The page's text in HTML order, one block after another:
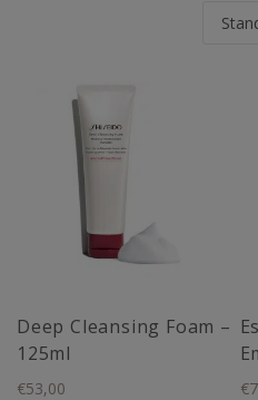
Deep Cleansing Foam –
125ml
€53,00 €